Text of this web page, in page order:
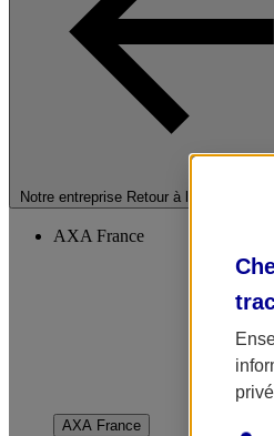
Notre entreprise Retour à la section
AXA France
AXA France